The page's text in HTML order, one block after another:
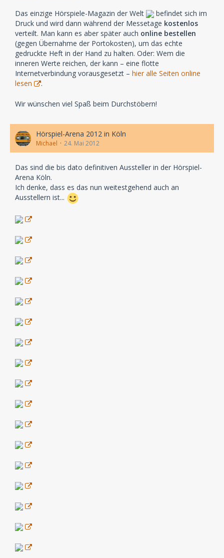
Das einzige Hörspiele-Magazin der Welt
befindet sich im
Druck und wird dann während der Messetage kostenlos
verteilt. Man kann es aber später auch online bestellen
(gegen Übernahme der Portokosten), um das echte
gedruckte Heft in der Hand zu halten. Oder: Wem die
inneren Werte reichen, der kann – eine flotte
Internetverbindung vorausgesetzt – hier alle Seiten online
lesen
.
Wir wünschen viel Spaß beim Durchstöbern!
Hörspiel-Arena 2012 in Köln
Michael 24. Mai 2012
Das sind die bis dato definitiven Aussteller in der Hörspiel-
Arena Köln.
Ich denke, dass es das nun weitestgehend auch an
Ausstellern ist...